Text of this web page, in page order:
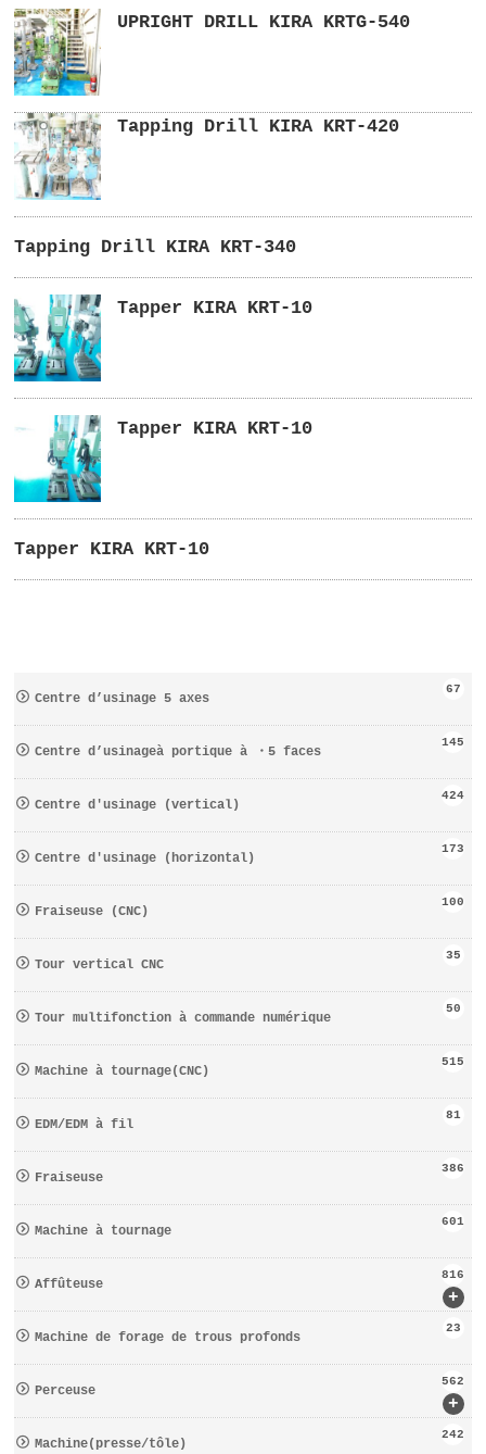
UPRIGHT DRILL KIRA KRTG-540
Tapping Drill KIRA KRT-420
Tapping Drill KIRA KRT-340
Tapper KIRA KRT-10
Tapper KIRA KRT-10
Tapper KIRA KRT-10
Centre d’usinage 5 axes
67
Centre d’usinageà portique à ・5 faces
145
Centre d′usinage (vertical)
424
Centre d′usinage (horizontal)
173
Fraiseuse (CNC)
100
Tour vertical CNC
35
Tour multifonction à commande numérique
50
Machine à tournage(CNC)
515
EDM/EDM à fil
81
Fraiseuse
386
Machine à tournage
601
+
Affûteuse
816
Machine de forage de trous profonds
23
+
Perceuse
562
Machine(presse/tôle)
242